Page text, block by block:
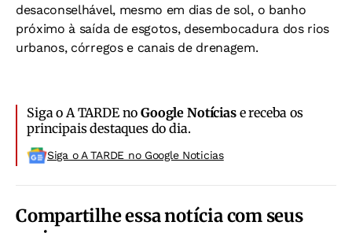
desaconselhável, mesmo em dias de sol, o banho
próximo à saída de esgotos, desembocadura dos rios
urbanos, córregos e canais de drenagem.
Siga o A TARDE noGoogle Notíciase receba os
principais destaques do dia.
Siga o A TARDE no Google Noticias
Compartilhe essa notícia com seus